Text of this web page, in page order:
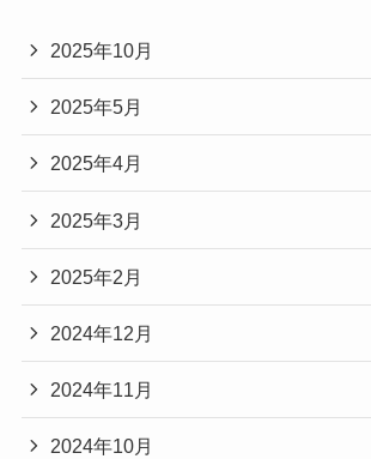
2025年10月
2025年5月
2025年4月
2025年3月
2025年2月
2024年12月
2024年11月
2024年10月